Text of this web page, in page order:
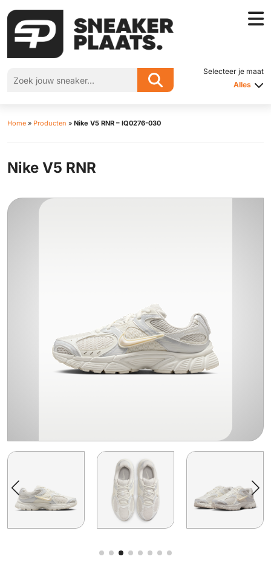
Selecteer je maat
Alles
Home » Producten » Nike V5 RNR – IQ0276-030
Nike V5 RNR